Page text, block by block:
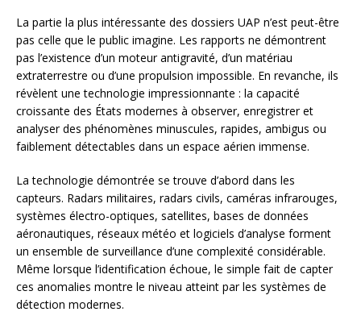
La partie la plus intéressante des dossiers UAP n’est peut-être
pas celle que le public imagine. Les rapports ne démontrent
pas l’existence d’un moteur antigravité, d’un matériau
extraterrestre ou d’une propulsion impossible. En revanche, ils
révèlent une technologie impressionnante : la capacité
croissante des États modernes à observer, enregistrer et
analyser des phénomènes minuscules, rapides, ambigus ou
faiblement détectables dans un espace aérien immense.
La technologie démontrée se trouve d’abord dans les
capteurs. Radars militaires, radars civils, caméras infrarouges,
systèmes électro-optiques, satellites, bases de données
aéronautiques, réseaux météo et logiciels d’analyse forment
un ensemble de surveillance d’une complexité considérable.
Même lorsque l’identification échoue, le simple fait de capter
ces anomalies montre le niveau atteint par les systèmes de
détection modernes.